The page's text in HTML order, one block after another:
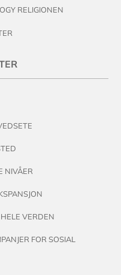
RELIGIONEN
NIVÅER
VERDEN
FOR SOSIAL